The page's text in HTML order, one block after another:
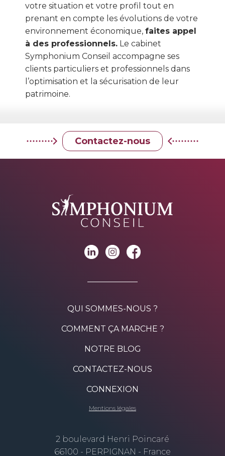
votre situation et votre profil tout en
prenant en compte les évolutions de votre
environnement économique, faites appel
à des professionnels. Le cabinet
Symphonium Conseil accompagne ses
clients particuliers et professionnels dans
l’optimisation et la sécurisation de leur
patrimoine.
Contactez-nous
2 boulevard Henri Poincaré
66100 - PERPIGNAN - France
QUI SOMMES-NOUS ?
COMMENT ÇA MARCHE ?
NOTRE BLOG
CONTACTEZ-NOUS
CONNEXION
Mentions légales